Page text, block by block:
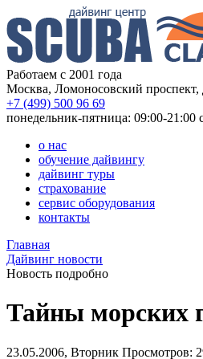
Работаем с 2001 года
Москва, Ломоносовский проспект,
+7 (499) 500 96 69
понедельник-пятница: 09:00-21:00
о нас
обучение дайвингу
дайвинг туры
страхование
сервис оборудования
контакты
Главная
Дайвинг новости
Новость подробно
Тайны морских
23.05.2006, Вторник Просмотров: